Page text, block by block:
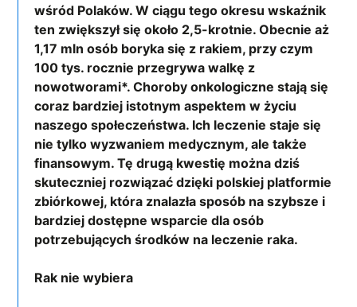
wśród Polaków. W ciągu tego okresu wskaźnik
ten zwiększył się około 2,5-krotnie. Obecnie aż
1,17 mln osób boryka się z rakiem, przy czym
100 tys. rocznie przegrywa walkę z
nowotworami*. Choroby onkologiczne stają się
coraz bardziej istotnym aspektem w życiu
naszego społeczeństwa. Ich leczenie staje się
nie tylko wyzwaniem medycznym, ale także
finansowym. Tę drugą kwestię można dziś
skuteczniej rozwiązać dzięki polskiej platformie
zbiórkowej, która znalazła sposób na szybsze i
bardziej dostępne wsparcie dla osób
potrzebujących środków na leczenie raka.
Rak nie wybiera